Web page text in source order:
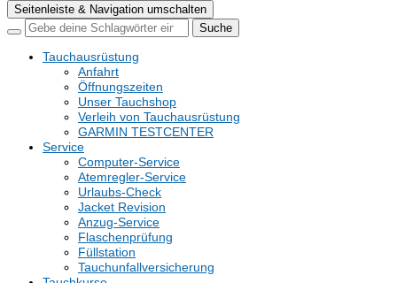
Seitenleiste & Navigation umschalten
Tauchausrüstung
Anfahrt
Öffnungszeiten
Unser Tauchshop
Verleih von Tauchausrüstung
GARMIN TESTCENTER
Service
Computer-Service
Atemregler-Service
Urlaubs-Check
Jacket Revision
Anzug-Service
Flaschenprüfung
Füllstation
Tauchunfallversicherung